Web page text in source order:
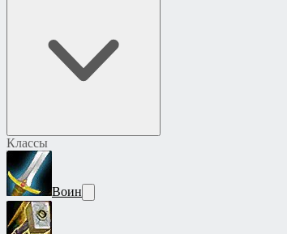
Классы
Воин